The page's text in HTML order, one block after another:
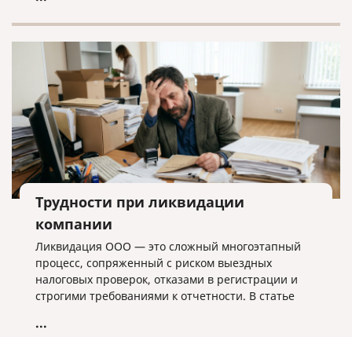
Трудности при ликвидации
компании
Ликвидация ООО — это сложный многоэтапный
процесс, сопряженный с риском выездных
налоговых проверок, отказами в регистрации и
строгими требованиями к отчетности. В статье
бизнеса, критерии упрощенной процедуры и
...